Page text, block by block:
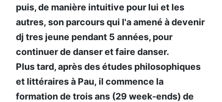
puis, de manière intuitive pour lui et les
autres, son parcours qui l'a amené à devenir
dj tres jeune pendant 5 années, pour
continuer de danser et faire danser.
Plus tard, après des études philosophiques
et littéraires à Pau, il commence la
formation de trois ans (29 week-ends) de